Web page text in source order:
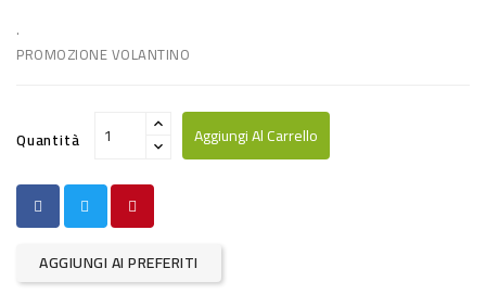
ALIMENTI
CASA
INSETTICIDI
CARTA
.
PROMOZIONE VOLANTINO
Quantità Aggiungi Al Carrello
AGGIUNGI AI PREFERITI